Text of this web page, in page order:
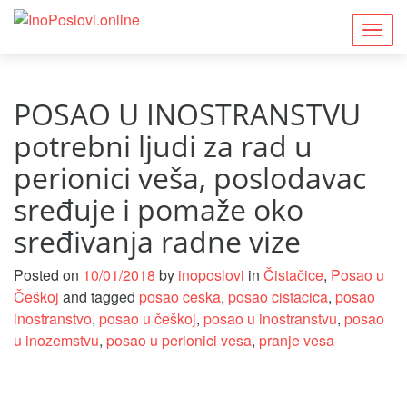
POSAO U INOSTRANSTVU
potrebni ljudi za rad u
perionici veša, poslodavac
sređuje i pomaže oko
sređivanja radne vize
Posted on 10/01/2018 by inoposlovi in Čistačice, Posao u
Češkoj and tagged posao ceska, posao cistacica, posao
inostranstvo, posao u češkoj, posao u inostranstvu, posao
u inozemstvu, posao u perionici vesa, pranje vesa